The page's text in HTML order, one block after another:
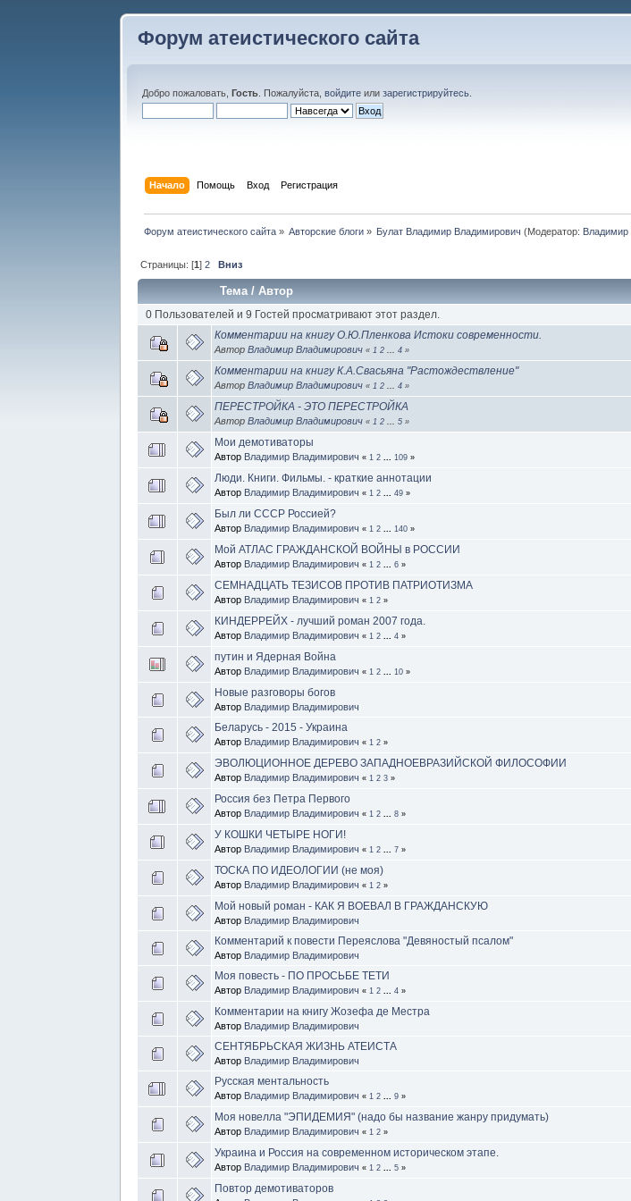
Форум атеистического сайта
Добро пожаловать,Гость . Пожалуйста,войдите илизарегистрируйтесь
Начало Помощь Вход Регистрация
Форум атеистического сайта» Авторские блоги» Булат Владимир Владимирович (Модератор: Владимир
Страницы: [1] 2 Вниз
Тема/ Автор
0 Пользователей и 9 Гостей просматривают этот раздел.
Комментарии на книгу О.Ю.Пленкова Истоки современности.
АвторВладимир Владимирович « 1 2 ...4 »
Комментарии на книгу К.А.Свасьяна "Растождествление"
АвторВладимир Владимирович « 1 2 ...4 »
ПЕРЕСТРОЙКА - ЭТО ПЕРЕСТРОЙКА
АвторВладимир Владимирович « 1 2 ...5 »
Мои демотиваторы
Автор Владимир Владимирович « 1 2 109 »
Люди. Книги. Фильмы. - краткие аннотации
Автор Владимир Владимирович « 1 2 ...49 »
Был ли СССР Россией?
Автор Владимир Владимирович « 1 2 140 »
Мой АТЛАС ГРАЖДАНСКОЙ ВОЙНЫ в РОССИИ
Автор Владимир Владимирович « 1 2 ...6 »
СЕМНАДЦАТЬ ТЕЗИСОВ ПРОТИВ ПАТРИОТИЗМА
Автор Владимир Владимирович « 1 2 »
КИНДЕРРЕЙХ - лучший роман 2007 года.
Автор Владимир Владимирович « 1 2 ...4 »
путин и Ядерная Война
Автор Владимир Владимирович « 1 2 10 »
Новые разговоры богов
Автор Владимир Владимирович
Беларусь - 2015 - Украина
Автор Владимир Владимирович « 1 2 »
ЭВОЛЮЦИОННОЕ ДЕРЕВО ЗАПАДНОЕВРАЗИЙСКОЙ ФИЛОСОФИИ
Автор Владимир Владимирович « 1 2 3 »
Россия без Петра Первого
Автор Владимир Владимирович « 1 2 ...8 »
У КОШКИ ЧЕТЫРЕ НОГИ!
Автор Владимир Владимирович « 1 2 ...7 »
ТОСКА ПО ИДЕОЛОГИИ (не моя)
Автор Владимир Владимирович « 1 2 »
Мой новый роман - КАК Я ВОЕВАЛ В ГРАЖДАНСКУЮ
Автор Владимир Владимирович
Комментарий к повести Переяслова "Девяностый псалом"
Автор Владимир Владимирович
Моя повесть - ПО ПРОСЬБЕ ТЕТИ
Автор Владимир Владимирович « 1 2 ...4 »
Комментарии на книгу Жозефа де Местра
Автор Владимир Владимирович
СЕНТЯБРЬСКАЯ ЖИЗНЬ АТЕИСТА
Автор Владимир Владимирович
Русская ментальность
Автор Владимир Владимирович « 1 2 ...9 »
Моя новелла "ЭПИДЕМИЯ" (надо бы название жанру придумать)
Автор Владимир Владимирович « 1 2 »
Украина и Россия на современном историческом этапе.
Автор Владимир Владимирович « 1 2 ...5 »
Повтор демотиваторов